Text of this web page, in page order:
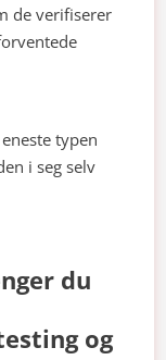
de verifiserer
typen
i seg selv
du
og